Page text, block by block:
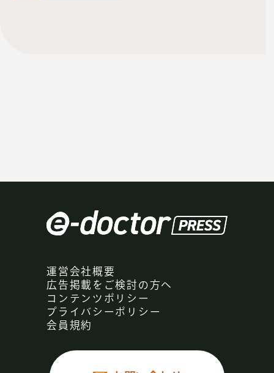
運営会社概要
広告掲載をご検討の方へ
コンテンツポリシー
プライバシーポリシー
会員規約